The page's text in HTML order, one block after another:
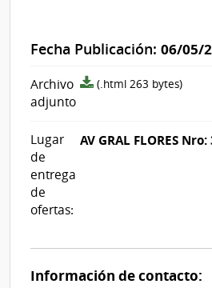
Fecha Publicación: 06/05/
Archivo
adjunto
archivo
(.html 263 bytes)
Lugar
de
entrega
de
ofertas:
AV GRAL FLORES
Información de contacto: